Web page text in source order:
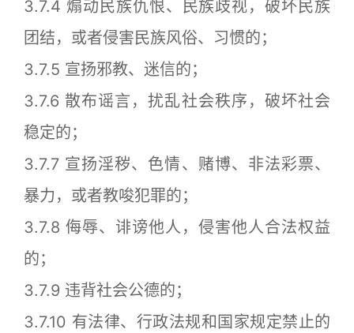
3.7.4 煽动民族仇恨、民族歧视，破坏民族
团结，或者侵害民族风俗、习惯的；
3.7.5 宣扬邪教、迷信的；
3.7.6 散布谣言，扰乱社会秩序，破坏社会
稳定的；
3.7.7 宣扬淫秽、色情、赌博、非法彩票、
暴力，或者教唆犯罪的；
3.7.8 侮辱、诽谤他人，侵害他人合法权益
的；
3.7.9 违背社会公德的；
3.7.10 有法律、行政法规和国家规定禁止的